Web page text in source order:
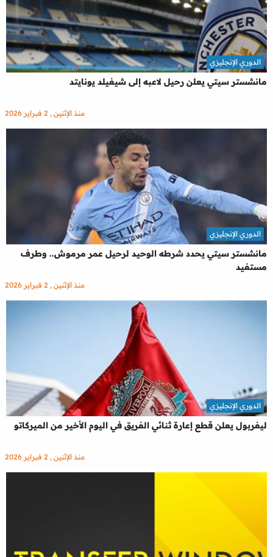
مانشستر سيتي يعلن رحيل لاعبه إلى شيفيلد يونايتد
الدوري الإنجليزي
منذ الإثنين , 2 فبراير 2026
مانشستر سيتي يحدد شرطه الوحيد لرحيل عمر مرموش.. وطرف
مستفيد
الدوري الإنجليزي
منذ الإثنين , 2 فبراير 2026
ليفربول يعلن قطع إعارة ثنائي الفريق في اليوم الأخير من الميركاتو
الدوري الإنجليزي
منذ الإثنين , 2 فبراير 2026